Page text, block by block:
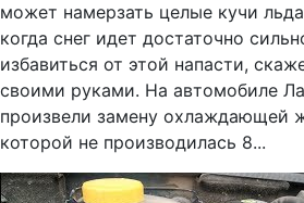
может намерзать целые кучи
когда снег идет достаточно
избавиться от этой напасти,
своими руками. На автомобиле
произвели замену охлаждающей
которой не производилась 8...